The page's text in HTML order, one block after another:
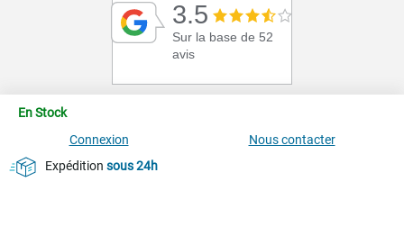
En Stock
Connexion
Nous contacter
Expédition sous 24h
3.5
Sur la base de 52
avis